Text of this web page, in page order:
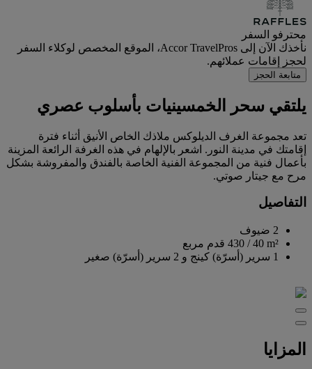
محترفو السفر
نأخذك الآن إلى Accor TravelPros، الموقع المخصص لوكلاء السفر
لحجز إقامات عملائهم.
متابعة الحجز
يلتقي سحر الخمسينيات بأسلوب عصري
تعد مجموعة الغرف الديلوكس ملاذك الخاص الأنيق أثناء فترة
إقامتك في مدينة النور. اشعر بالإلهام في هذه الغرفة الرائعة المزينة
بأعمال فنية من المجموعة الفنية الخاصة بالفندق والمفروشة بشكل
مرح مع جيتار صوتي.
التفاصيل
2 ضيوف
40 m²
/ 430 قدم مربع
1 سرير (أسرّة) كينج و 2 سرير (أسرّة) صغير
المزايا